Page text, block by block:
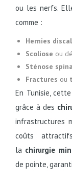
ou les nerfs.
comme :
Hernies
Scoliose ou
Sténose
Fractures ou
En Tunisie,
grâce à des
infrastructures
coûts
la chirurgie
de pointe,